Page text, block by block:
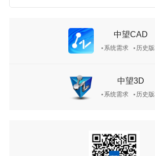
中望CAD
系统需求 历史
中望3D
系统需求 历史